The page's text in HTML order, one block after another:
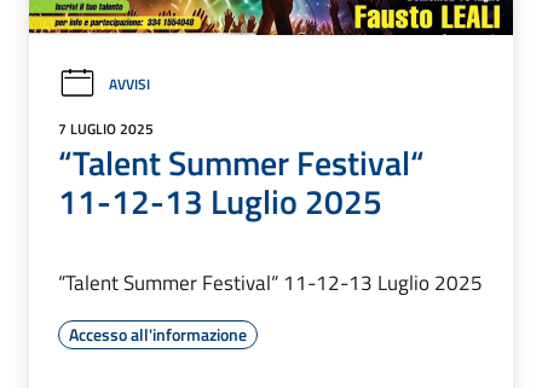
AVVISI
7 LUGLIO 2025
“Talent Summer Festival“
11-12-13 Luglio 2025
“Talent Summer Festival“ 11-12-13 Luglio 2025
Accesso all'informazione